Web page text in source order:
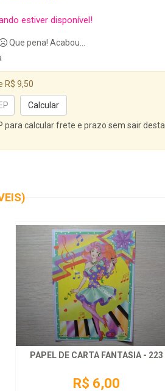
estiver disponível!
Que pena! Acabou...
R$ 9,50
para calcular frete e prazo sem sair desta
PAPEL DE CARTA FANTASIA - 223
R$ 6,00